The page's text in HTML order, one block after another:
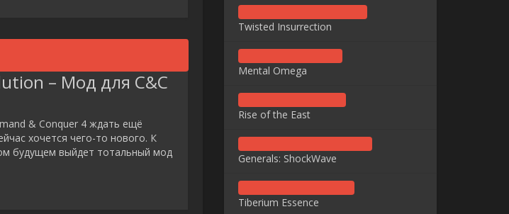
– Мод для C&C
& Conquer 4 ждать ещё
хочется чего-то нового. К
будущем выйдет тотальный мод
Twisted Insurrection
Mental Omega
Rise of the East
Generals: ShockWave
Tiberium Essence